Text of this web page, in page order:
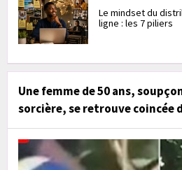
Le mindset du
ligne : les 7 piliers
Une femme de 50 ans,
sorcière, se retrouve coincée